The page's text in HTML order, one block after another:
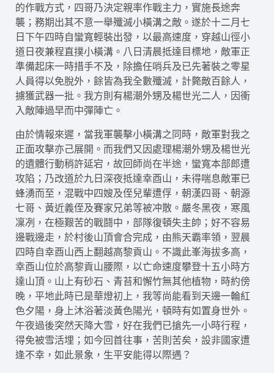
的作戰方式，四哥乃決定親率作戰主力，實施長途奔
襲；務期出其不意一舉殲滅小橫溝之敵。遂於十二月七
日下午四時自蠻寬輕裝出發，以最高速度，穿越山徑小
道日夜兼程直撲小橫溝。八日清晨抵達目標地，敵軍正
準備起床一時措手不及，除擔任哨兵及已先著裝之零星
人員得以免脫外，餘皆為我全數殲滅，計斃敵百餘人，
擄獲武器一批。我方則有楊潮外甥及楊世光二人，因衝
入敵陣過早而中彈陣亡。
由於情報來遲，當我軍襲擊小橫溝之同時，敵軍對我之
正面攻擊亦己展開。而我們又因處理楊潮外甥及楊世光
的遺體行動稍許延宕，故回師尚在半途，蠻寬本部郎遭
攻陷；乃改道於九日深夜抵達幸酉山，未得喘息敵軍已
蜂湧而至，混戰中四嫂及侄兒輩遭俘，朝漢四哥、朝源
七哥、黃近義侄及賽家兄弟等被冲散。嚴冬黑夜，寒風
凜冽，在極艱苦的戰鬪中，部隊復頓失主帥；好不容易
邊戰邊走，於村後山頂會合完成，由熊天霸率領，翌晨
四時自幸酉山西上翻越高黎貢山。不識此峯海拔多高，
幸酉山位於高黎貢山腰際，以亡命速度攀登十五小時方
達山頂。山上有砂石、青苔和懈竹無其他植物，時約傍
晚，平地此時已是華燈初上，我等尚能看到天邊一輪紅
色夕陽，身上沐浴著淡黃色陽光，頓時有如置身世外。
午夜過後突然天降大雪，好在我們已搶先一小時行程，
得免被雪活埋；如今回首往事，苦則苦矣，設非國家遭
逢不幸，如此景象，生平安能得以際遇？